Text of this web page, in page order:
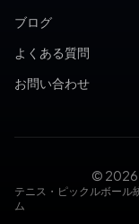
ブログ
よくある質問
お問い合わせ
© 2026
テニス・ピックルボール
ム